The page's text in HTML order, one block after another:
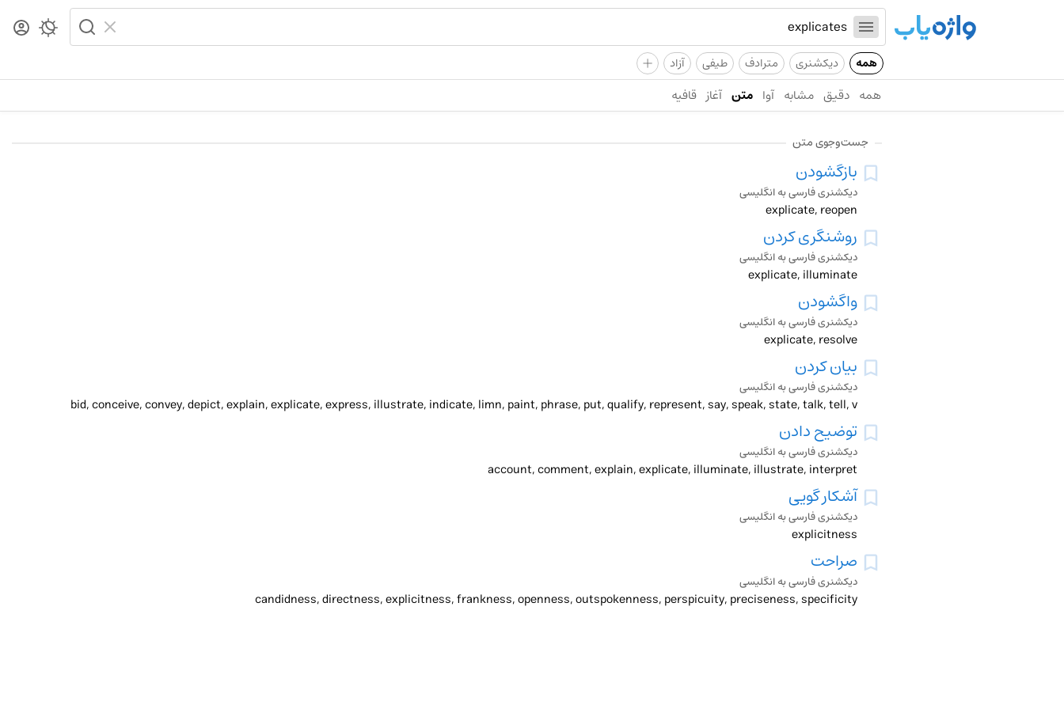
همه دیکشنری مترادف طیفی آزاد +
همه دقیق مشابه آوا متن آغاز قافیه
جست‌وجوی متن
بازگشودن
دیکشنری فارسی به انگلیسی
explicate, reopen
روشنگری کردن
دیکشنری فارسی به انگلیسی
explicate, illuminate
واگشودن
دیکشنری فارسی به انگلیسی
explicate, resolve
بیان کردن
دیکشنری فارسی به انگلیسی
bid, conceive, convey, depict, explain, explicate, express, illustrate, indicate, limn, paint, phrase, put, qualify, represent, say, speak, state, talk, tell, v
توضیح دادن
دیکشنری فارسی به انگلیسی
account, comment, explain, explicate, illuminate, illustrate, interpret
آشکار گویی
دیکشنری فارسی به انگلیسی
explicitness
صراحت
دیکشنری فارسی به انگلیسی
candidness, directness, explicitness, frankness, openness, outspokenness, perspicuity, preciseness, specificity